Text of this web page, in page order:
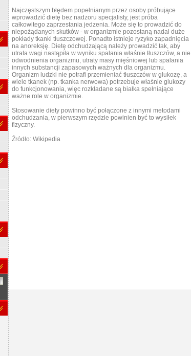
Najczęstszym błędem popełnianym przez osoby próbujące
wprowadzić dietę bez nadzoru specjalisty, jest próba
całkowitego zaprzestania jedzenia. Może się to prowadzić do
niepożądanych skutków - w organizmie pozostaną nadal duże
pokłady tkanki tłuszczowej. Ponadto istnieje ryzyko zapadnięcia
na anoreksję. Dietę odchudzającą należy prowadzić tak, aby
utrata wagi nastąpiła w wyniku spalania właśnie tłuszczów, a nie
odwodnienia organizmu, utraty masy mięśniowej lub spalania
innych substancji zapasowych ważnych dla organizmu.
Organizm ludzki nie potrafi przemieniać tłuszczów w glukozę, a
wiele tkanek (np. tkanka nerwowa) potrzebuje właśnie glukozy
do funkcjonowania, więc rozkładane są białka spełniające
ważne role w organizmie.
Stosowanie diety powinno być połączone z innymi metodami
odchudzania, w pierwszym rzędzie powinien być to wysiłek
fizyczny.
Źródło: Wikipedia